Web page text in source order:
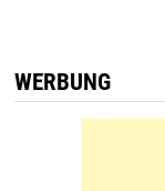
WERBUNG